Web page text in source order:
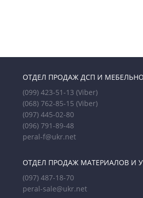
ОТДЕЛ ПРОДАЖ ДСП И
(099) 423-51-13 (Viber)
(068) 762-85-15 (Viber)
(097) 445-02-80
(096) 791-89-48
peral-f@ukr.net
ОТДЕЛ ПРОДАЖ МАТЕРИАЛОВ И
(097) 487-18-70
peral-sale@ukr.net